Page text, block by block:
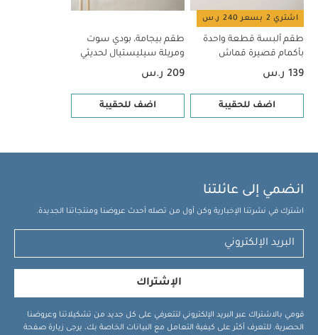
اشتري 2 بسعر 240 ر.س
طقم ألبسة قطعة واحدة
بأكمام قصيرة قماش
عضوي بلون أبيض - 5 قطع
139 ر.س
اضف للحقيبة
طقم بيجامة، بودي سوت
ومريلة سيليستيال لحديثي
الولادة، 5 قطع
209 ر.س
اضف للحقيبة
انضمي إلى عائلتنا
اشترك في نشرتنا الإخبارية وكن أول من تصله أحدث عروضنا ومنتجاتنا الجديدة.
الإشتراك
قومي بالاشتراك عبر البريد الإلكتروني لتتعرفي على كل جديد من تشكيلاتنا وعروضنا
الحصرية. للتعرف أكثر على كيفية التعامل مع البيانات الخاصة بك، يرجى زيارة صفحة